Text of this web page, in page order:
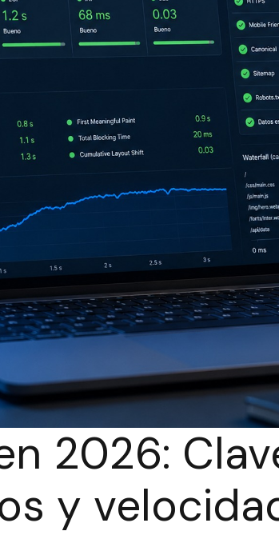
2026:
y